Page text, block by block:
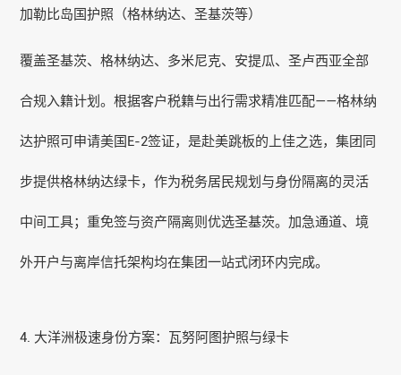
加勒比岛国护照（格林纳达、圣基茨等）
覆盖圣基茨、格林纳达、 多米尼克、安提瓜、圣卢西亚全部
合规入籍计划。根据客户税籍与出行需求精准匹配——格林纳
达护照可申请美国E-2签证，是赴美跳板的上佳之选，集团同
步提供格林纳达绿卡，作为税务居民规划与身份隔离的灵活
中间工具；重免签与资产隔离则优选圣基茨。加急通道、境
外开户与离岸信托架构均在集团一站式闭环内完成。
4. 大洋洲极速身份方案： 瓦努阿图护照与绿卡